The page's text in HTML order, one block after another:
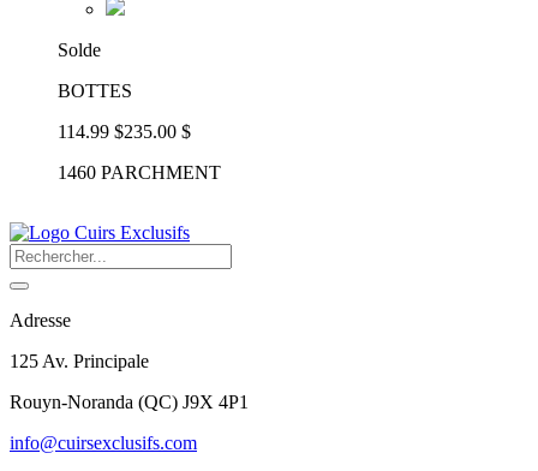
Solde
BOTTES
114.99 $235.00 $
1460 PARCHMENT
Adresse
125 Av. Principale
Rouyn-Noranda (QC) J9X 4P1
info@cuirsexclusifs.com